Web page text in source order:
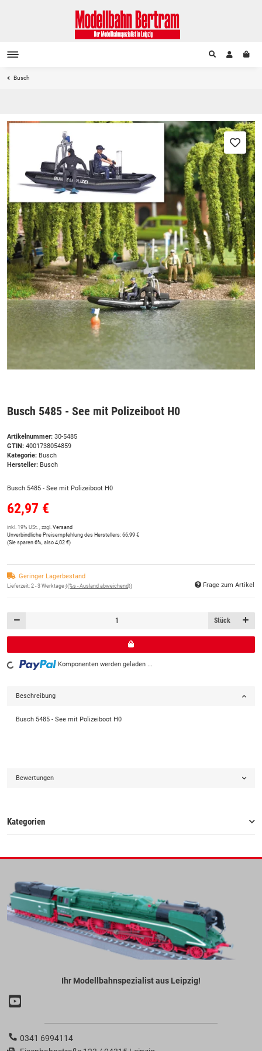
Busch
Busch 5485 - See mit Polizeiboot H0
Artikelnummer: 30-5485
GTIN: 4001738054859
Kategorie: Busch
Hersteller: Busch
Busch 5485 - See mit Polizeiboot H0
62,97 €
inkl. 19% USt. , zzgl. Versand
Unverbindliche Preisempfehlung des Herstellers: 66,99 €
(Sie sparen 6%, also 4,02 €)
Geringer Lagerbestand
Lieferzeit: 2 - 3 Werktage ((%s - Ausland abweichend)) Frage zum Artikel
Stück
Komponenten werden geladen ...
Beschreibung
Busch 5485 - See mit Polizeiboot H0
Bewertungen
Kategorien
Ihr Modellbahnspezialist aus Leipzig!
0341 6994114